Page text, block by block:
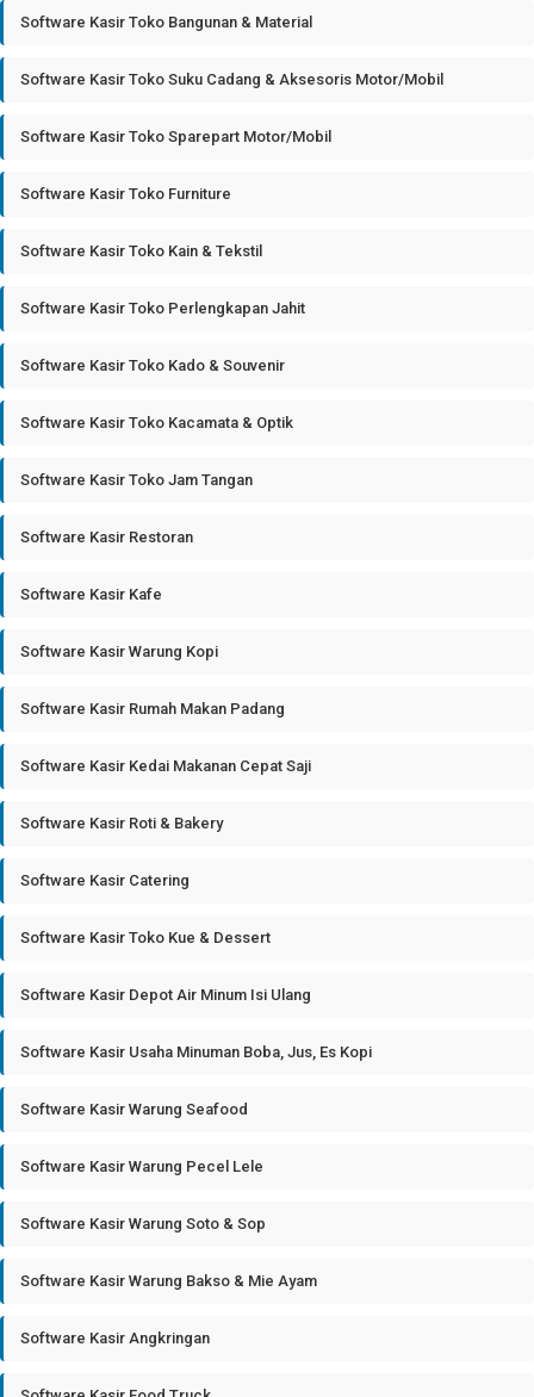
Software Kasir Toko Bangunan & Material
Software Kasir Toko Suku Cadang & Aksesoris Motor/Mobil
Software Kasir Toko Sparepart Motor/Mobil
Software Kasir Toko Furniture
Software Kasir Toko Kain & Tekstil
Software Kasir Toko Perlengkapan Jahit
Software Kasir Toko Kado & Souvenir
Software Kasir Toko Kacamata & Optik
Software Kasir Toko Jam Tangan
Software Kasir Restoran
Software Kasir Kafe
Software Kasir Warung Kopi
Software Kasir Rumah Makan Padang
Software Kasir Kedai Makanan Cepat Saji
Software Kasir Roti & Bakery
Software Kasir Catering
Software Kasir Toko Kue & Dessert
Software Kasir Depot Air Minum Isi Ulang
Software Kasir Usaha Minuman Boba, Jus, Es Kopi
Software Kasir Warung Seafood
Software Kasir Warung Pecel Lele
Software Kasir Warung Soto & Sop
Software Kasir Warung Bakso & Mie Ayam
Software Kasir Angkringan